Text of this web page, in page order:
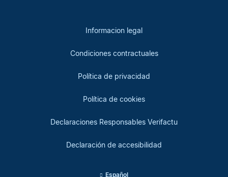
Informacion legal
Condiciones contractuales
Política de privacidad
Política de cookies
Declaraciones Responsables Verifactu
Declaración de accesibilidad
Español